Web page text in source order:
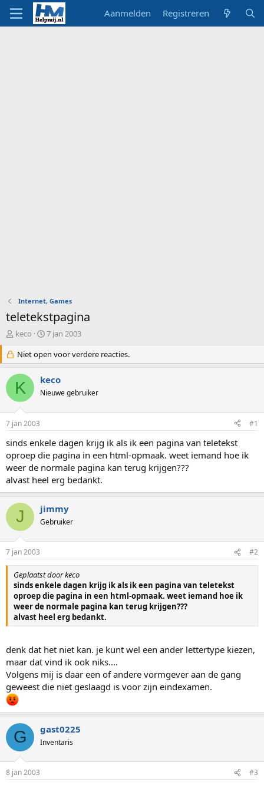
Aanmelden Registreren
Internet, Games
teletekstpagina
O
d
e
r
w
e
s
t
a
r
t
e
r
keco
S
a
r
d
a
m
7 jan 2003
Niet open voor verdere reacties.
K keco
Nieuwe gebruiker
7 jan 2003 #1
sinds enkele dagen krijg ik als ik een pagina van teletekst
oproep die pagina in een html-opmaak. weet iemand hoe ik
weer de normale pagina kan terug krijgen???
alvast heel erg bedankt.
J jimmy
Gebruiker
7 jan 2003 #2
Geplaatst door keco
sinds enkele dagen krijg ik als ik een pagina van teletekst
oproep die pagina in een html-opmaak. weet iemand hoe ik
weer de normale pagina kan terug krijgen???
alvast heel erg bedankt.
denk dat het niet kan. je kunt wel een ander lettertype kiezen,
maar dat vind ik ook niks....
Volgens mij is daar een of andere vormgever aan de gang
geweest die niet geslaagd is voor zijn eindexamen.
G gast0225
Inventaris
8 jan 2003 #3